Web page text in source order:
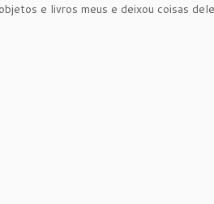
e livros meus e deixou coisas